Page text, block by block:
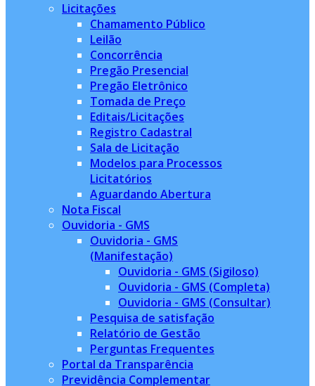
Licitações
Chamamento Público
Leilão
Concorrência
Pregão Presencial
Pregão Eletrônico
Tomada de Preço
Editais/Licitações
Registro Cadastral
Sala de Licitação
Modelos para Processos
Licitatórios
Aguardando Abertura
Nota Fiscal
Ouvidoria - GMS
Ouvidoria - GMS
(Manifestação)
Ouvidoria - GMS (Sigiloso)
Ouvidoria - GMS (Completa)
Ouvidoria - GMS (Consultar)
Pesquisa de satisfação
Relatório de Gestão
Perguntas Frequentes
Portal da Transparência
Previdência Complementar